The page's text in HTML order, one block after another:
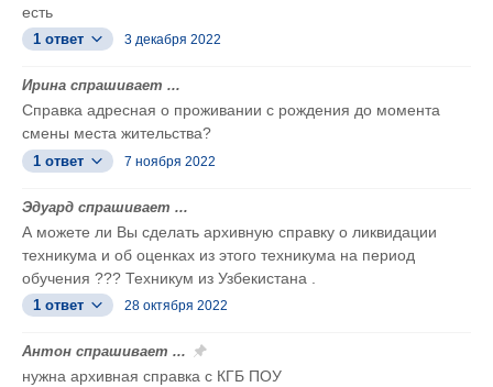
есть
1 ответ 3 декабря 2022
Ирина спрашивает ...
Справка адресная о проживании с рождения до момента
смены места жительства?
1 ответ 7 ноября 2022
Эдуард спрашивает ...
А можете ли Вы сделать архивную справку о ликвидации
техникума и об оценках из этого техникума на период
обучения ??? Техникум из Узбекистана .
1 ответ 28 октября 2022
Антон спрашивает ...
нужна архивная справка с КГБ ПОУ